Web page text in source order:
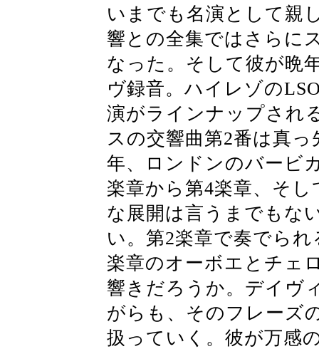
いまでも名演として親
響との全集ではさらに
なった。そして彼が晩
ヴ録音。ハイレゾの
演がラインナップされ
スの交響曲第2番は真
年、ロンドンのバービ
楽章から第4楽章、そ
な展開は言うまでもな
い。第2楽章で奏でら
楽章のオーボエとチェ
響きだろうか。デイヴ
がらも、そのフレーズ
扱っていく。彼が万感